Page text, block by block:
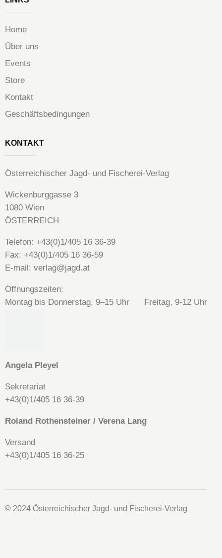
Home
Über uns
Events
Store
Kontakt
Geschäftsbedingungen
KONTAKT
Österreichischer Jagd- und Fischerei-Verlag
Wickenburggasse 3
1080 Wien
ÖSTERREICH
Telefon: +43(0)1/405 16 36-39
Fax: +43(0)1/405 16 36-59
E-mail: verlag@jagd.at
Öffnungszeiten:
Montag bis Donnerstag, 9–15 Uhr Freitag, 9-12 Uhr
AngelaPleyel
Sekretariat
+43(0)1/405 16 36-39
Roland Rothensteiner / Verena Lang
Versand
+43(0)1/405 16 36-25
© 2024 Österreichischer Jagd- und Fischerei-Verlag